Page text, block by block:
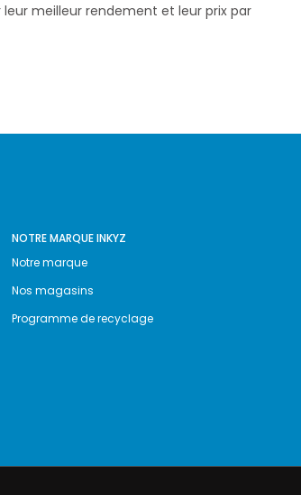
meilleur rendement et leur prix par
NOTRE MARQUE INKYZ
Notre marque
Nos magasins
Programme de recyclage